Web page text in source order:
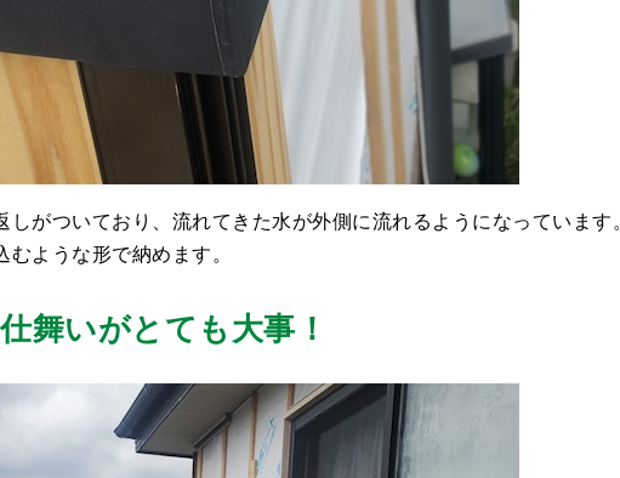
がついており、流れてきた水が外側に流れるようになっています。
ような形で納めます。
舞いがとても大事！